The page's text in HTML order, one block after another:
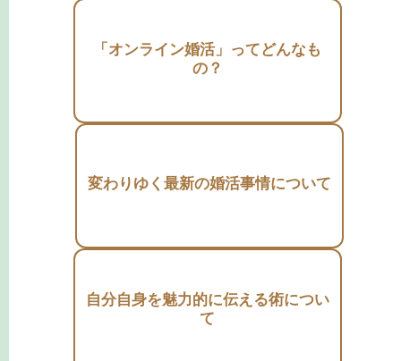
「オンライン婚活」ってどんなも
の？
変わりゆく最新の婚活事情について
自分自身を魅力的に伝える術につい
て